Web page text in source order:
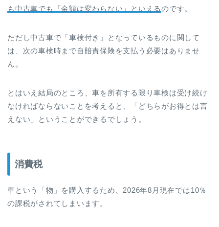
も中古車でも「金額は変わらない」といえるのです。
ただし中古車で「車検付き」となっているものに関して
は、次の車検時まで自賠責保険を支払う必要はありませ
ん。
とはいえ結局のところ、車を所有する限り車検は受け続け
なければならないことを考えると、「どちらがお得とは言
えない」ということができるでしょう。
消費税
車という「物」を購入するため、2026年8月現在では10％
の課税がされてしまいます。